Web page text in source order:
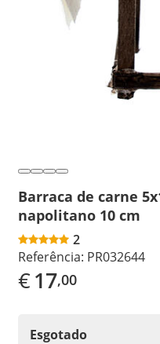
Barraca de carne
napolitano 10 cm
2
Referência: PR032644
€17,00
Esgotado